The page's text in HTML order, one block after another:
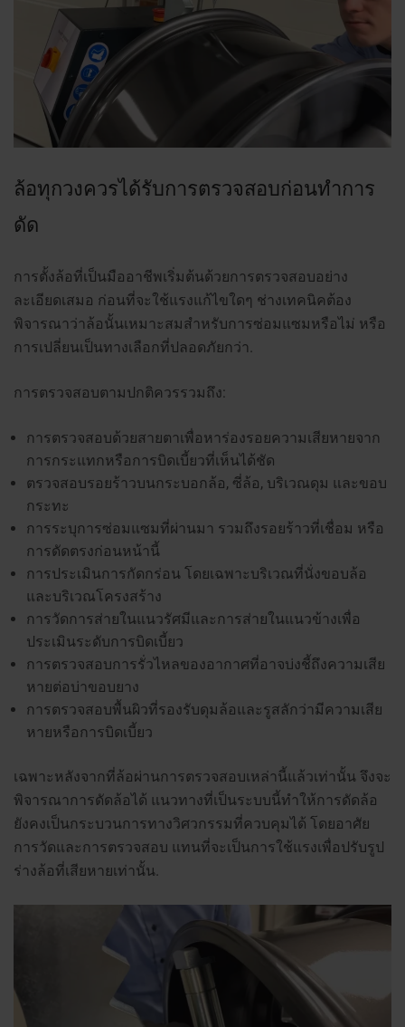
ล้อทุกวงควรได้รับการตรวจสอบก่อนทำการ
ดัด
การตั้งล้อที่เป็นมืออาชีพเริ่มต้นด้วยการตรวจสอบอย่าง
ละเอียดเสมอ ก่อนที่จะใช้แรงแก้ไขใดๆ ช่างเทคนิคต้อง
พิจารณาว่าล้อนั้นเหมาะสมสำหรับการซ่อมแซมหรือไม่ หรือ
การเปลี่ยนเป็นทางเลือกที่ปลอดภัยกว่า.
การตรวจสอบตามปกติควรรวมถึง:
การตรวจสอบด้วยสายตาเพื่อหาร่องรอยความเสียหายจาก
การกระแทกหรือการบิดเบี้ยวที่เห็นได้ชัด
ตรวจสอบรอยร้าวบนกระบอกล้อ, ซี่ล้อ, บริเวณดุม และขอบ
กระทะ
การระบุการซ่อมแซมที่ผ่านมา รวมถึงรอยร้าวที่เชื่อม หรือ
การดัดตรงก่อนหน้านี้
การประเมินการกัดกร่อน โดยเฉพาะบริเวณที่นั่งขอบล้อ
และบริเวณโครงสร้าง
การวัดการส่ายในแนวรัศมีและการส่ายในแนวข้างเพื่อ
ประเมินระดับการบิดเบี้ยว
การตรวจสอบการรั่วไหลของอากาศที่อาจบ่งชี้ถึงความเสีย
หายต่อบ่าขอบยาง
การตรวจสอบพื้นผิวที่รองรับดุมล้อและรูสลักว่ามีความเสีย
หายหรือการบิดเบี้ยว
เฉพาะหลังจากที่ล้อผ่านการตรวจสอบเหล่านี้แล้วเท่านั้น จึงจะ
พิจารณาการดัดล้อได้ แนวทางที่เป็นระบบนี้ทำให้การดัดล้อ
ยังคงเป็นกระบวนการทางวิศวกรรมที่ควบคุมได้ โดยอาศัย
การวัดและการตรวจสอบ แทนที่จะเป็นการใช้แรงเพื่อปรับรูป
ร่างล้อที่เสียหายเท่านั้น.